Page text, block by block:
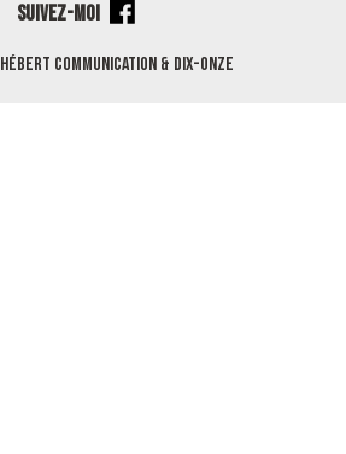
SUIVEZ-MOI
Hébert Communication & Dix-Onze